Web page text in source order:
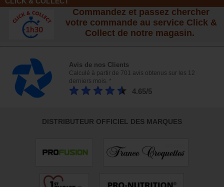
Commandez et passez chercher
votre commande au service Click &
Collect de notre magasin.
Avis de nos Clients
Calculé à partir de 701 avis obtenus sur les 12
derniers mois. *
4.65/5
DISTRIBUTEUR OFFICIEL DES MARQUES